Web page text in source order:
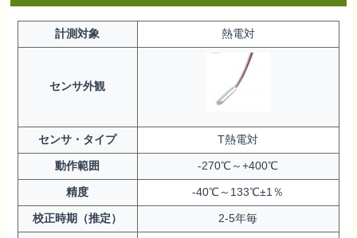
計測対象 熱電対
センサ外観
センサ・タイプ T熱電対
動作範囲 -270℃～+400℃
精度 -40℃～133℃±1％
校正時期（推定） 2-5年毎